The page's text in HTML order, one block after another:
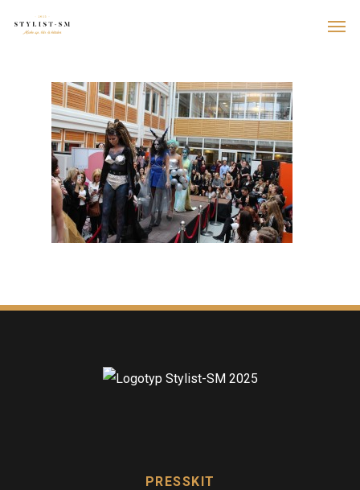
PRESSKIT